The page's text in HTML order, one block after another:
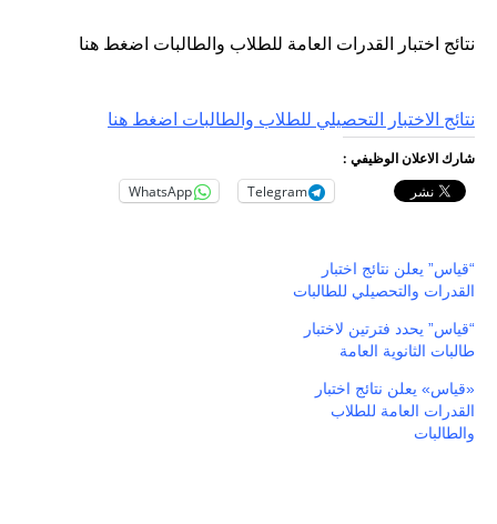
نتائج اختبار القدرات العامة للطلاب والطالبات اضغط هنا
نتائج الاختبار التحصيلي للطلاب والطالبات اضغط هنا
شارك الاعلان الوظيفي :
Telegram
WhatsApp
“قياس” يعلن نتائج اختبار
القدرات والتحصيلي للطالبات
“قياس” يحدد فترتين لاختبار
طالبات الثانوية العامة
«قياس» يعلن نتائج اختبار
القدرات العامة للطلاب
والطالبات